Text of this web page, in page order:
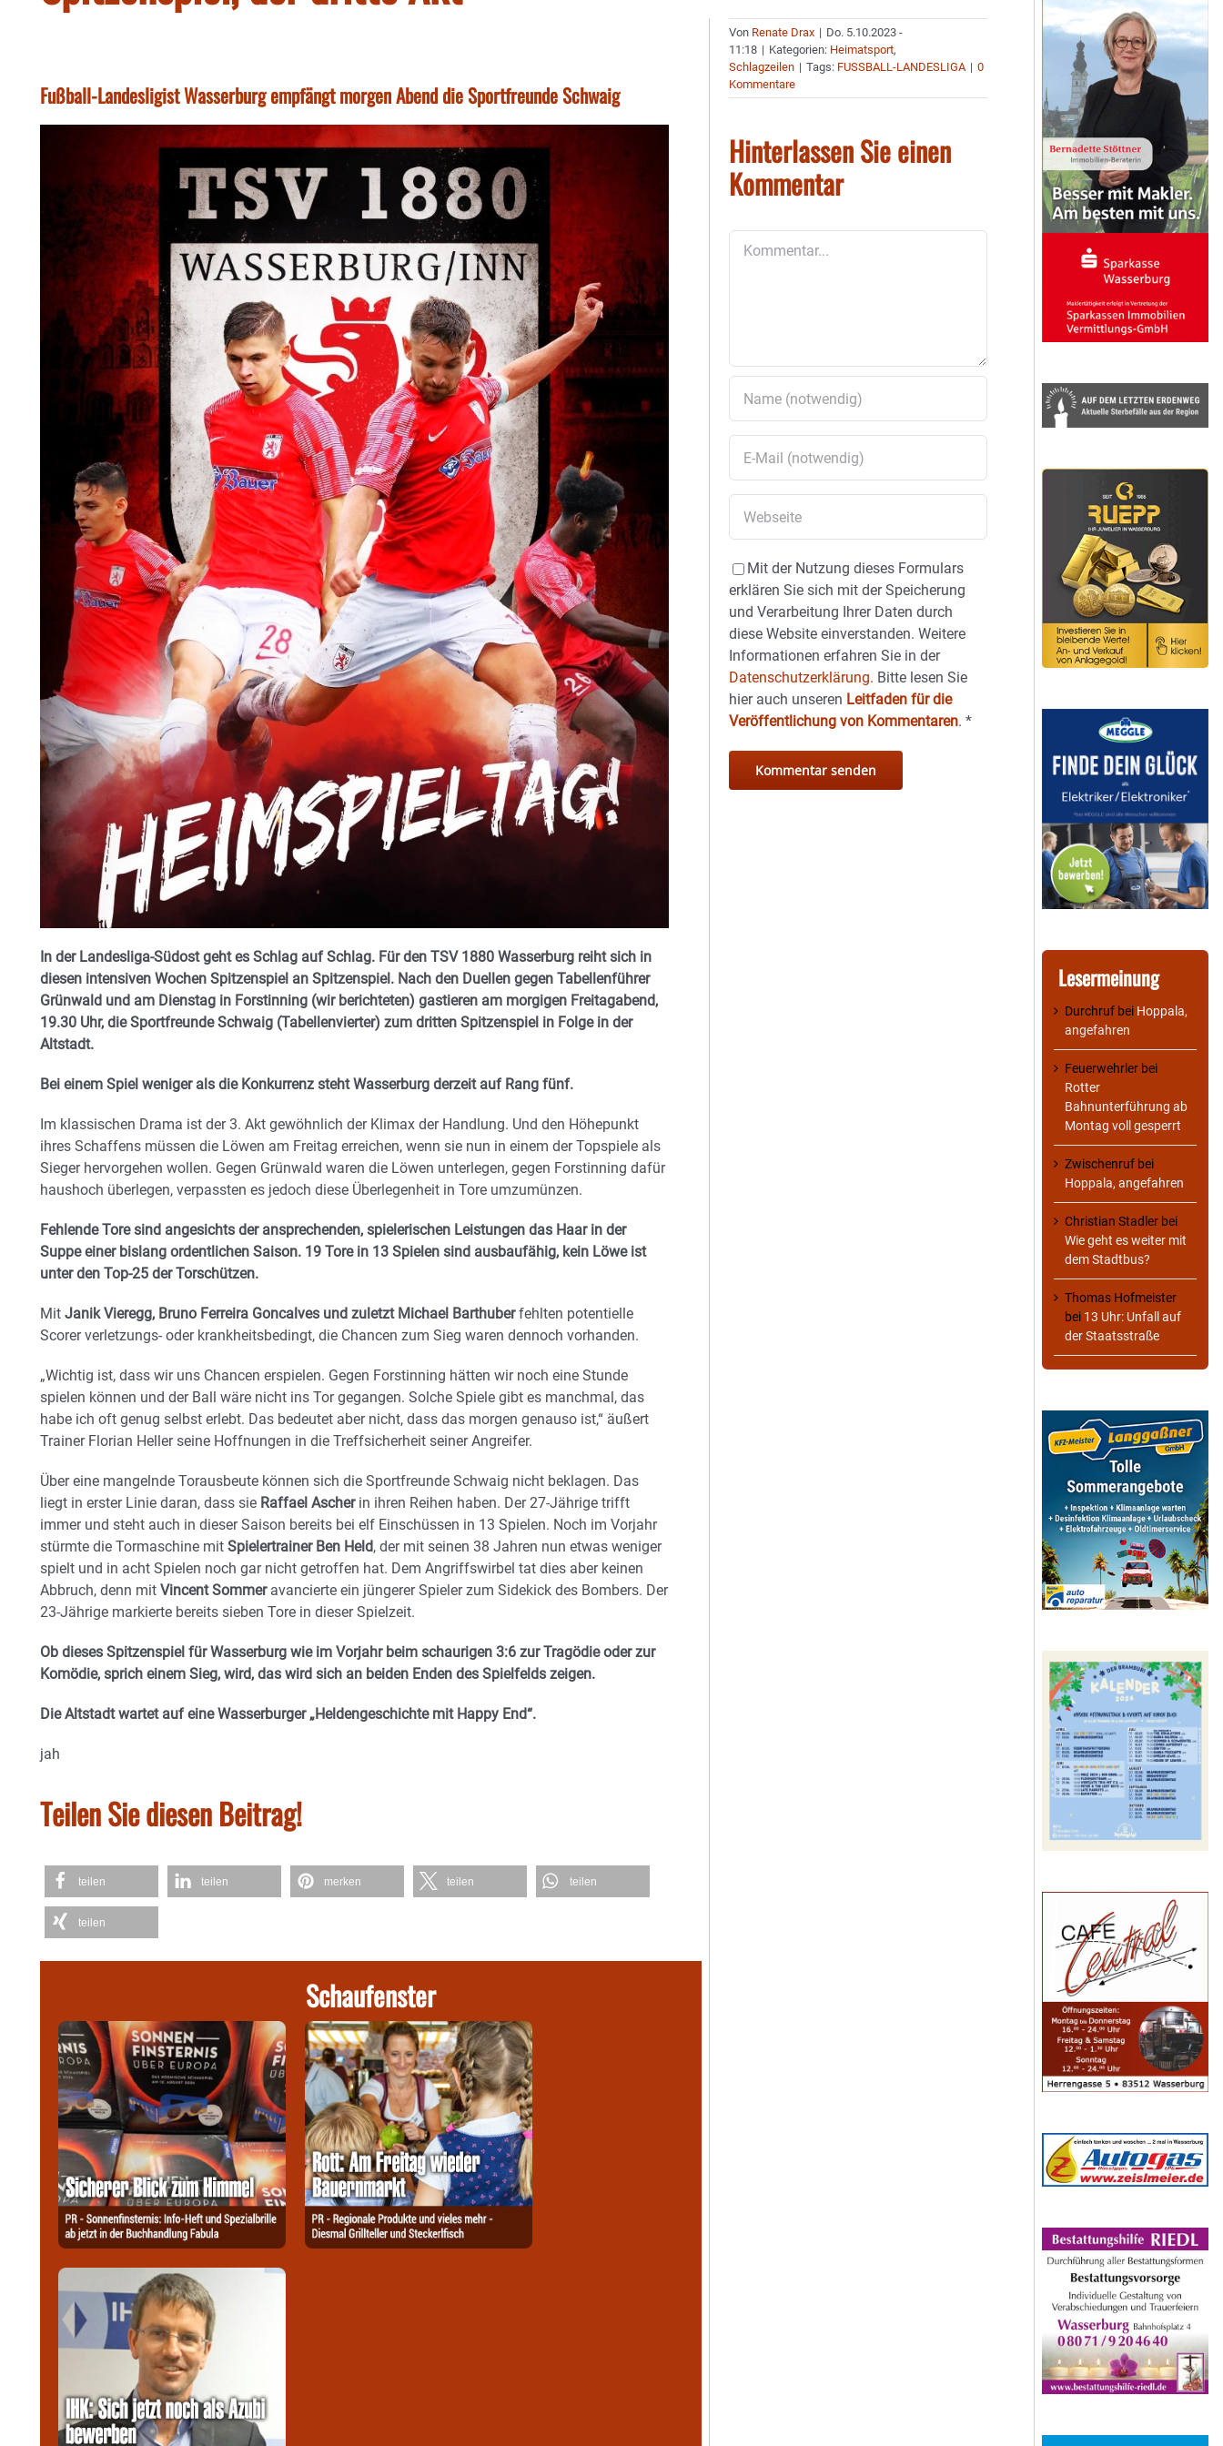
Fußball-Landesligist Wasserburg empfängt morgen Abend die Sportfreunde Schwaig
In der Landesliga-Südost geht es Schlag auf Schlag. Für den TSV 1880 Wasserburg reiht sich in
diesen intensiven Wochen Spitzenspiel an Spitzenspiel. Nach den Duellen gegen Tabellenführer
Grünwald und am Dienstag in Forstinning (wir berichteten) gastieren am morgigen Freitagabend,
19.30 Uhr, die Sportfreunde Schwaig (Tabellenvierter) zum dritten Spitzenspiel in Folge in der
Altstadt.
Bei einem Spiel weniger als die Konkurrenz steht Wasserburg derzeit auf Rang fünf.
Im klassischen Drama ist der 3. Akt gewöhnlich der Klimax der Handlung. Und den Höhepunkt
ihres Schaffens müssen die Löwen am Freitag erreichen, wenn sie nun in einem der Topspiele als
Sieger hervorgehen wollen. Gegen Grünwald waren die Löwen unterlegen, gegen Forstinning dafür
haushoch überlegen, verpassten es jedoch diese Überlegenheit in Tore umzumünzen.
Fehlende Tore sind angesichts der ansprechenden, spielerischen Leistungen das Haar in der
Suppe einer bislang ordentlichen Saison. 19 Tore in 13 Spielen sind ausbaufähig, kein Löwe ist
unter den Top-25 der Torschützen.
Mit Janik Vieregg, Bruno Ferreira Goncalves und zuletzt Michael Barthuberfehlten potentielle
Scorer verletzungs- oder krankheitsbedingt, die Chancen zum Sieg waren dennoch vorhanden.
„Wichtig ist, dass wir uns Chancen erspielen. Gegen Forstinning hätten wir noch eine Stunde
spielen können und der Ball wäre nicht ins Tor gegangen. Solche Spiele gibt es manchmal, das
habe ich oft genug selbst erlebt. Das bedeutet aber nicht, dass das morgen genauso ist,“ äußert
Trainer Florian Heller seine Hoffnungen in die Treffsicherheit seiner Angreifer.
Über eine mangelnde Torausbeute können sich die Sportfreunde Schwaig nicht beklagen. Das
liegt in erster Linie daran, dass sie Raffael Ascherin ihren Reihen haben. Der 27-Jährige trifft
immer und steht auch in dieser Saison bereits bei elf Einschüssen in 13 Spielen. Noch im Vorjahr
stürmte die Tormaschine mit Spielertrainer Ben Held, der mit seinen 38 Jahren nun etwas weniger
spielt und in acht Spielen noch gar nicht getroffen hat. Dem Angriffswirbel tat dies aber keinen
Abbruch, denn mit Vincent Sommeravancierte ein jüngerer Spieler zum Sidekick des Bombers. Der
23-Jährige markierte bereits sieben Tore in dieser Spielzeit.
Ob dieses Spitzenspiel für Wasserburg wie im Vorjahr beim schaurigen 3:6 zur Tragödie oder zur
Komödie, sprich einem Sieg, wird, das wird sich an beiden Enden des Spielfelds zeigen.
Die Altstadt wartet auf eine Wasserburger „Heldengeschichte mit Happy End“.
jah
Teilen Sie diesen Beitrag!
teilen teilen merken teilen teilen
teilen
Schaufenster
Von Renate Drax | Do. 5.10.2023 -
11:18 | Kategorien: Heimatsport,
Schlagzeilen | Tags: FUSSBALL-LANDESLIGA | 0
Kommentare
Hinterlassen Sie einen
Kommentar
Mit der Nutzung dieses Formulars
erklären Sie sich mit der Speicherung
und Verarbeitung Ihrer Daten durch
diese Website einverstanden. Weitere
Informationen erfahren Sie in der
Datenschutzerklärung. Bitte lesen Sie
hier auch unseren Leitfaden für die
Veröffentlichung von Kommentaren.*
Lesermeinung
Durchruf bei Hoppala,
angefahren
Feuerwehrler bei
Rotter
Bahnunterführung ab
Montag voll gesperrt
Zwischenruf bei
Hoppala, angefahren
Christian Stadler bei
Wie geht es weiter mit
dem Stadtbus?
Thomas Hofmeister
bei 13 Uhr: Unfall auf
der Staatsstraße